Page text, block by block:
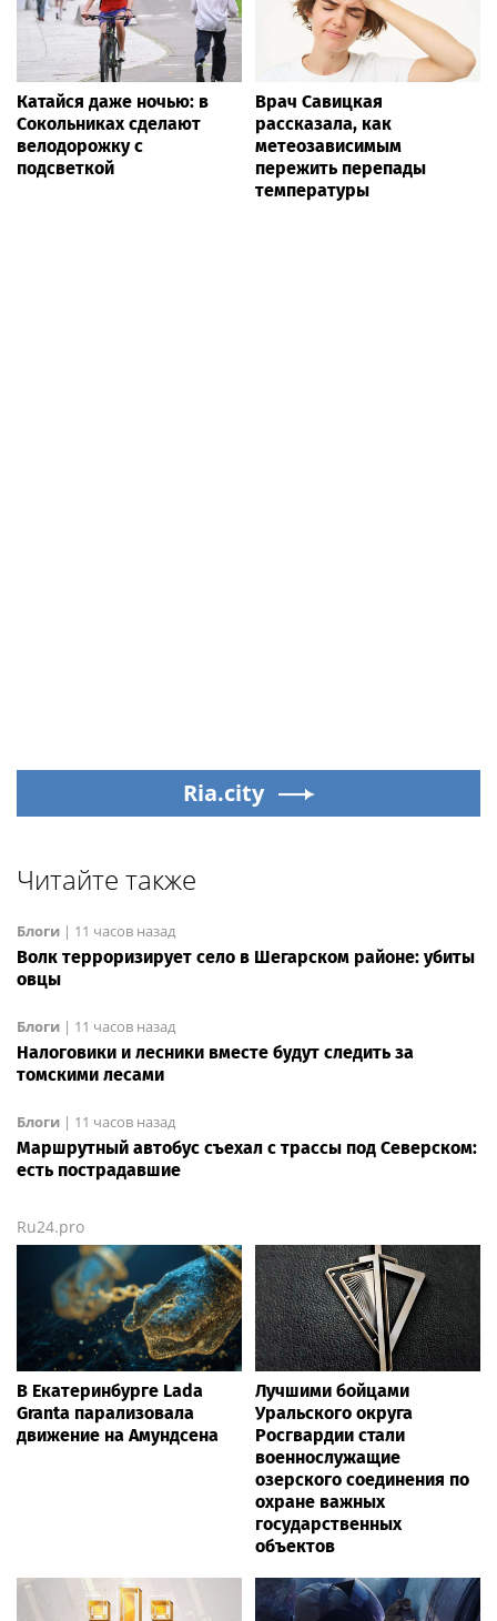
Катайся даже ночью: в
Сокольниках сделают
велодорожку с
подсветкой
Врач Савицкая
рассказала, как
метеозависимым
пережить перепады
температуры
Ria.city
Читайте также
Блоги | 11 часов назад
Волк терроризирует село в Шегарском районе: убиты
овцы
Блоги | 11 часов назад
Налоговики и лесники вместе будут следить за
томскими лесами
Блоги | 11 часов назад
Маршрутный автобус съехал с трассы под Северском:
есть пострадавшие
Ru24.pro
В Екатеринбурге Lada
Granta парализовала
движение на Амундсена
Лучшими бойцами
Уральского округа
Росгвардии стали
военнослужащие
озерского соединения по
охране важных
государственных
объектов